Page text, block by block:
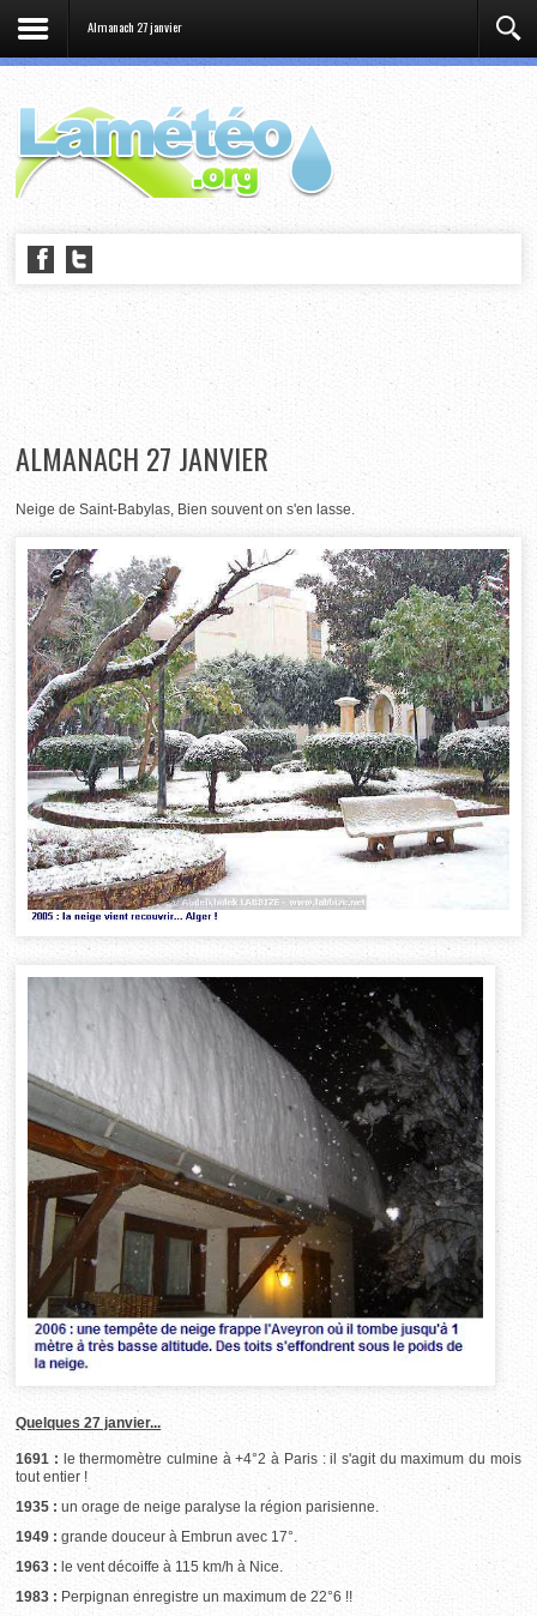
Almanach 27 janvier
ALMANACH 27 JANVIER
Neige de Saint-Babylas, Bien souvent on s'en lasse.
Quelques 27 janvier...
1691 : le thermomètre culmine à +4°2 à Paris : il s'agit du maximum du mois
tout entier !
1935 : un orage de neige paralyse la région parisienne.
1949 : grande douceur à Embrun avec 17°.
1963 : le vent décoiffe à 115 km/h à Nice.
1983 : Perpignan enregistre un maximum de 22°6 !!